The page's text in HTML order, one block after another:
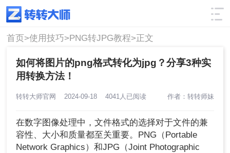
使用技巧 筛选
首页>使用技巧>PNG转JPG教程>正文
如何将图片的png格式转化为jpg？分享3种实
用转换方法！
转转大师官网 2024-09-18 4041人已阅读 作者：转转师妹
在数字图像处理中，文件格式的选择对于文件的兼
容性、大小和质量都至关重要。PNG（Portable
Network Graphics）和JPG（Joint Photographic